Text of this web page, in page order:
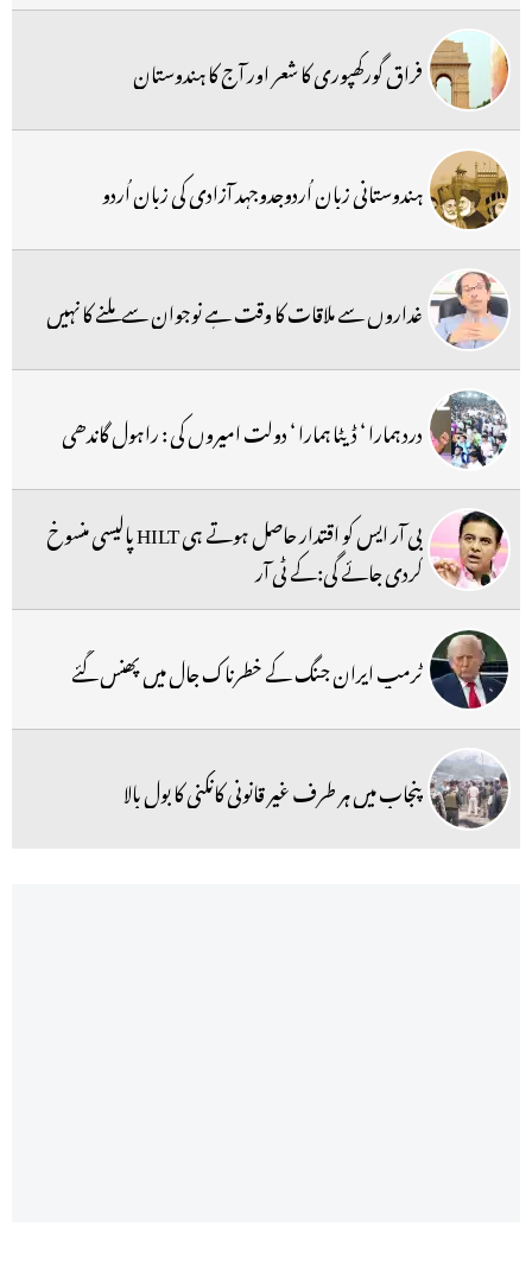
فراق گورکھپوری کا شعر اور آج کا ہندوستان
ہندوستانی زبان اُردوجدوجہد آزادی کی زبان اُردو
غداروں سے ملاقات کا وقت ہے نوجوان سے ملنے کا نہیں
درد ہمارا ‘ ڈیٹا ہمارا ‘ دولت امیروں کی : راہول گاندھی
بی آر ایس کو اقتدار حاصل ہوتے ہی HILT پالیسی منسوخ
کردی جائے گی:کے ٹی آر
ٹرمپ ایران جنگ کے خطرناک جال میں پھنس گئے
پنجاب میں ہر طرف غیر قانونی کانکنی کا بول بالا